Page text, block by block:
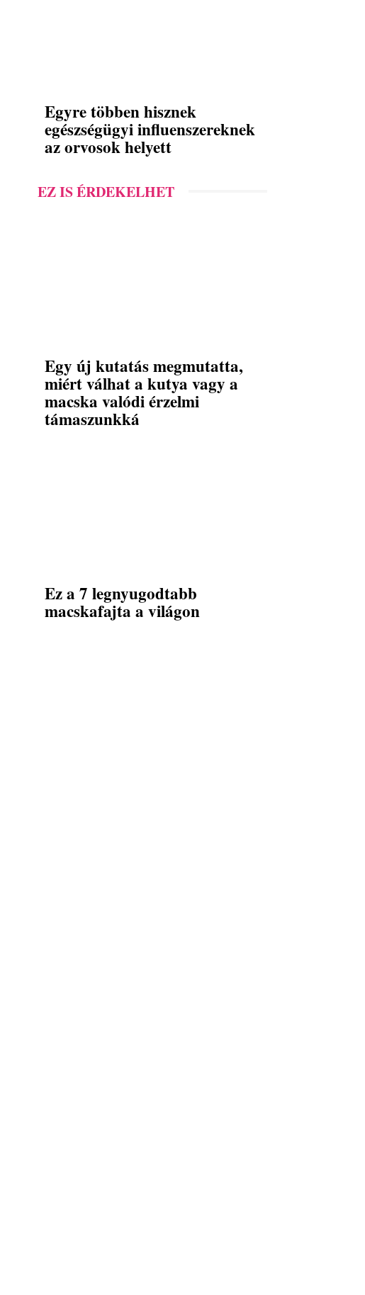
Egyre többen hisznek
egészségügyi influenszereknek
az orvosok helyett
EZ IS ÉRDEKELHET
Egy új kutatás megmutatta,
miért válhat a kutya vagy a
macska valódi érzelmi
támaszunkká
Ez a 7 legnyugodtabb
macskafajta a világon